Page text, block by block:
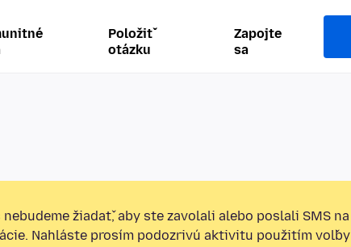
Položiť
otázku
Zapojte
sa
nebudeme žiadať, aby ste zavolali alebo poslali SMS na
Nahláste prosím podozrivú aktivitu použitím voľby